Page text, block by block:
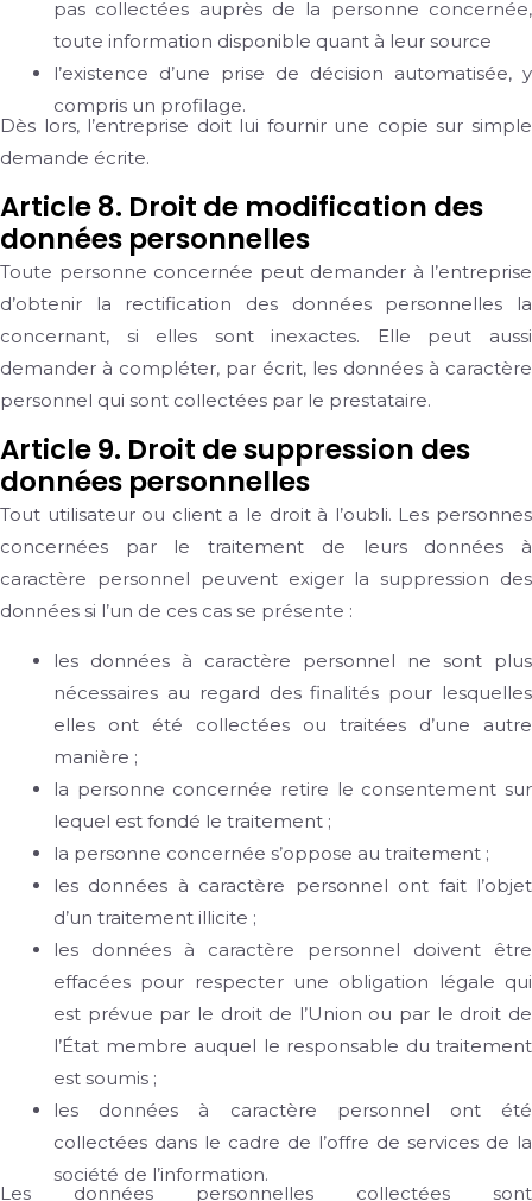
pas collectées auprès de la personne concernée,
toute information disponible quant à leur source
l’existence d’une prise de décision automatisée, y
compris un profilage.
Dès lors, l’entreprise doit lui fournir une copie sur simple
demande écrite.
Article 8. Droit de modification des
données personnelles
Toute personne concernée peut demander à l’entreprise
d’obtenir la rectification des données personnelles la
concernant, si elles sont inexactes. Elle peut aussi
demander à compléter, par écrit, les données à caractère
personnel qui sont collectées par le prestataire.
Article 9. Droit de suppression des
données personnelles
Tout utilisateur ou client a le droit à l’oubli. Les personnes
concernées par le traitement de leurs données à
caractère personnel peuvent exiger la suppression des
données si l’un de ces cas se présente :
les données à caractère personnel ne sont plus
nécessaires au regard des finalités pour lesquelles
elles ont été collectées ou traitées d’une autre
manière ;
la personne concernée retire le consentement sur
lequel est fondé le traitement ;
la personne concernée s’oppose au traitement ;
les données à caractère personnel ont fait l’objet
d’un traitement illicite ;
les données à caractère personnel doivent être
effacées pour respecter une obligation légale qui
est prévue par le droit de l’Union ou par le droit de
l’État membre auquel le responsable du traitement
est soumis ;
les données à caractère personnel ont été
collectées dans le cadre de l’offre de services de la
société de l’information.
Les données personnelles collectées sont